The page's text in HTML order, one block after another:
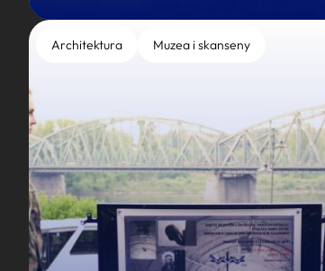
Architektura Muzea i skanseny